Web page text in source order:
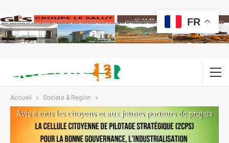
Accueil Societe & Region
FR